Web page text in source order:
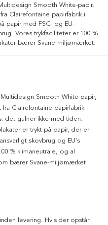
Smooth White-papir,
Clairefontaine papirfabrik i
papir med FSC- og EU-
Vores trykfaciliteter er 100 %
bærer Svane-miljømærket.
Smooth White-papir,
Clairefontaine papirfabrik i
det gulner ikke med tiden.
er trykt på papir, der er
skovbrug og EU's
% klimaneutrale, og al
bærer Svane-miljømærket
levering. Hvis der opstår